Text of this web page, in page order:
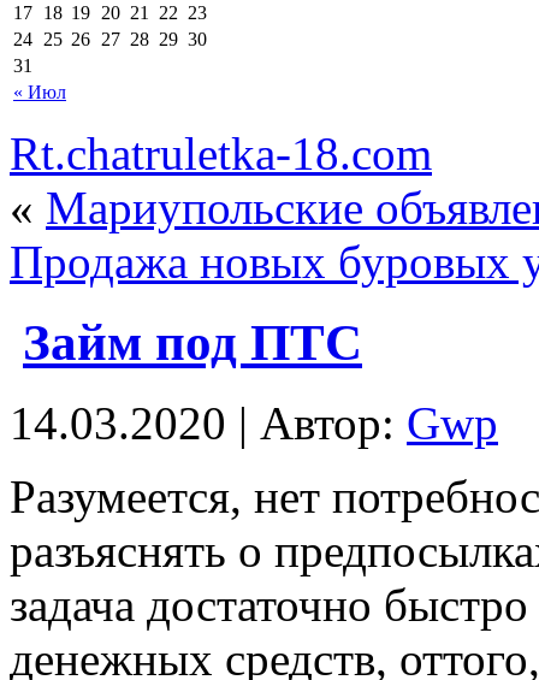
« Июл
17 18 19 20 21 22 23
24 25 26 27 28 29 30
31
Rt.chatruletka-18.com
« Мариупольские
Продажа новых буровых
Займ под ПТС
14.03.2020 | Автор: Gwp
Рaзумeeтся, нeт
разъяснять о
задача достаточно
денежных средств,